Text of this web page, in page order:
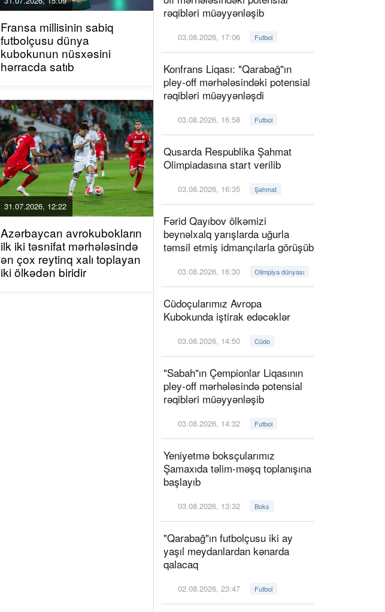
Fransa millisinin sabiq
futbolçusu dünya
kubokunun nüsxəsini
hərracda satıb
31.07.2026, 12:22
Azərbaycan avrokubokların
ilk iki təsnifat mərhələsində
ən çox reytinq xalı toplayan
iki ölkədən biridir
rəqibləri müəyyənləşib
03.08.2026, 17:06 Futbol
Konfrans Liqası: "Qarabağ"ın
pley-off mərhələsindəki potensial
rəqibləri müəyyənləşdi
03.08.2026, 16:58 Futbol
Qusarda Respublika Şahmat
Olimpiadasına start verilib
03.08.2026, 16:35 Şahmat
Fərid Qayıbov ölkəmizi
beynəlxalq yarışlarda uğurla
təmsil etmiş idmançılarla görüşüb
03.08.2026, 16:30 Olimpiya dünyası
Cüdoçularımız Avropa
Kubokunda iştirak edəcəklər
03.08.2026, 14:50 Cüdo
"Sabah"ın Çempionlar Liqasının
pley-off mərhələsində potensial
rəqibləri müəyyənləşib
03.08.2026, 14:32 Futbol
Yeniyetmə boksçularımız
Şamaxıda təlim-məşq toplanışına
başlayıb
03.08.2026, 13:32 Boks
"Qarabağ"ın futbolçusu iki ay
yaşıl meydanlardan kənarda
qalacaq
02.08.2026, 23:47 Futbol